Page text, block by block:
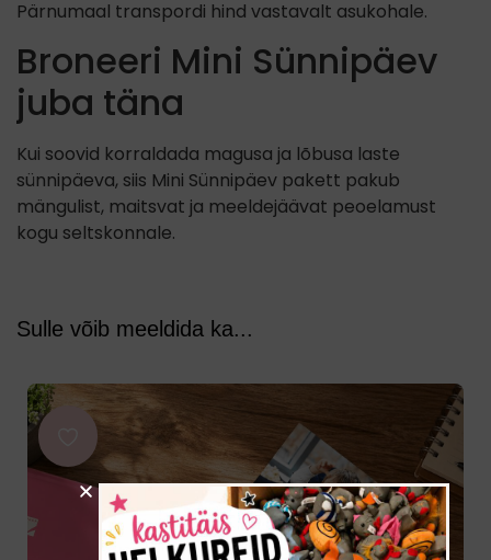
Pärnumaal transpordi hind vastavalt asukohale.
Broneeri Mini Sünnipäev
juba täna
Kui soovid korraldada magusa ja lõbusa laste
sünnipäeva, siis Mini Sünnipäev pakett pakub
mängulist, maitsvat ja meeldejäävat peoelamust
kogu seltskonnale.
Sulle võib meeldida ka...